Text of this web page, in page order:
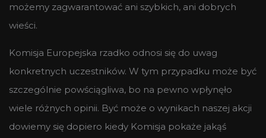
możemy zagwarantować ani szybkich, ani dobrych
wieści.
Komisja Europejska rzadko odnosi się do uwag
konkretnych uczestników. W tym przypadku może być
szczególnie powściągliwa, bo na pewno wpłynęło
wiele różnych opinii. Być może o wynikach naszej akcji
dowiemy się dopiero kiedy Komisja pokaże jakąś